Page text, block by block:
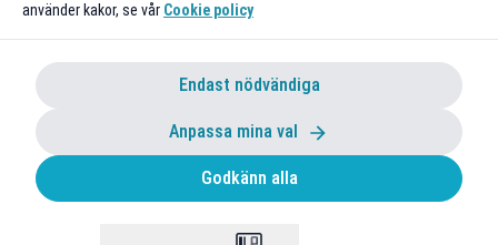
använder kakor, se vår Cookie policy
Endast nödvändiga
Anpassa mina val
Godkänn alla